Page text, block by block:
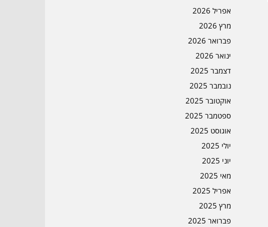
אפריל 2026
מרץ 2026
פברואר 2026
ינואר 2026
דצמבר 2025
נובמבר 2025
אוקטובר 2025
ספטמבר 2025
אוגוסט 2025
יולי 2025
יוני 2025
מאי 2025
אפריל 2025
מרץ 2025
פברואר 2025